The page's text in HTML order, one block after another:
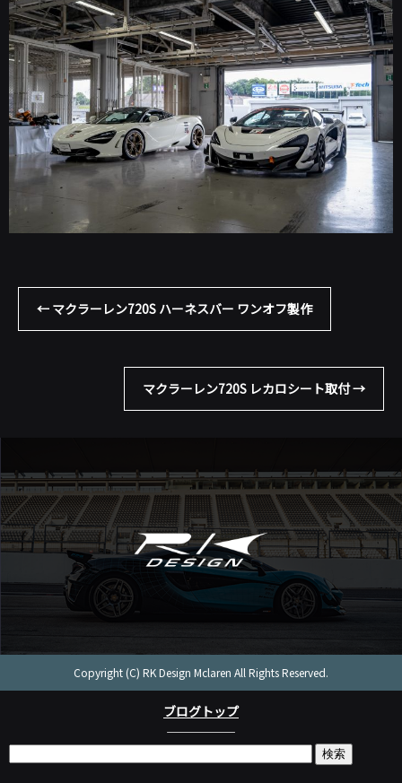
← マクラーレン720S ハーネスバー ワンオフ製作
マクラーレン720S レカロシート取付→
Copyright (C) RK Design Mclaren All Rights Reserved.
ブログトップ